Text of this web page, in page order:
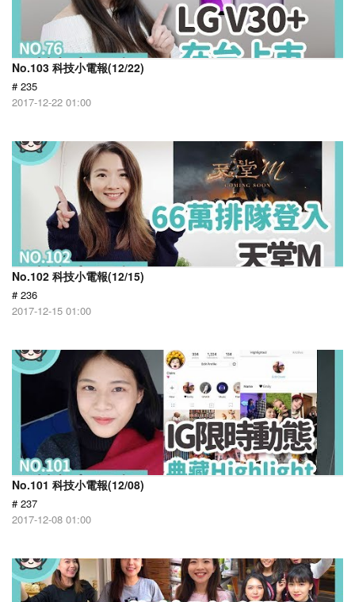
No.103 科技小電報(12/22)
# 235
2017-12-22 01:00
No.102 科技小電報(12/15)
# 236
2017-12-15 01:00
No.101 科技小電報(12/08)
# 237
2017-12-08 01:00